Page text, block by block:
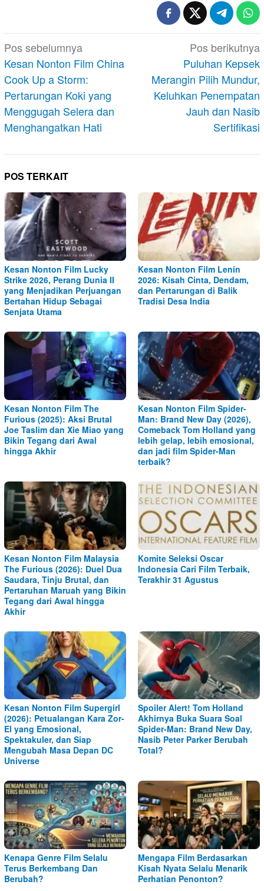
Navigasi
pos
Pos sebelumnya
Kesan Nonton Film China
Cook Up a Storm:
Pertarungan Koki yang
Menggugah Selera dan
Menghangatkan Hati
Pos berikutnya
Puluhan Kepsek
Merangin Pilih Mundur,
Keluhkan Penempatan
Jauh dan Nasib
Sertifikasi
POS TERKAIT
Kesan Nonton Film Lucky
Strike 2026, Perang Dunia II
yang Menjadikan Perjuangan
Bertahan Hidup Sebagai
Senjata Utama
Kesan Nonton Film Lenin
2026: Kisah Cinta, Dendam,
dan Pertarungan di Balik
Tradisi Desa India
Kesan Nonton Film The
Furious (2025): Aksi Brutal
Joe Taslim dan Xie Miao yang
Bikin Tegang dari Awal
hingga Akhir
Kesan Nonton Film Spider-
Man: Brand New Day (2026),
Comeback Tom Holland yang
lebih gelap, lebih emosional,
dan jadi film Spider-Man
terbaik?
Kesan Nonton Film Malaysia
The Furious (2026): Duel Dua
Saudara, Tinju Brutal, dan
Pertaruhan Maruah yang Bikin
Tegang dari Awal hingga
Akhir
Komite Seleksi Oscar
Indonesia Cari Film Terbaik,
Terakhir 31 Agustus
Kesan Nonton Film Supergirl
(2026): Petualangan Kara Zor-
El yang Emosional,
Spektakuler, dan Siap
Mengubah Masa Depan DC
Universe
Spoiler Alert! Tom Holland
Akhirnya Buka Suara Soal
Spider-Man: Brand New Day,
Nasib Peter Parker Berubah
Total?
Kenapa Genre Film Selalu
Terus Berkembang Dan
Berubah?
Mengapa Film Berdasarkan
Kisah Nyata Selalu Menarik
Perhatian Penonton?